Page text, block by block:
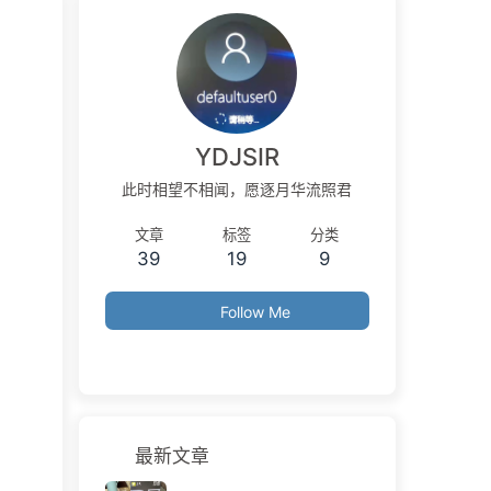
YDJSIR
此时相望不相闻，愿逐月华流照君
文章
39
标签
19
分类
9
Follow Me
最新文章